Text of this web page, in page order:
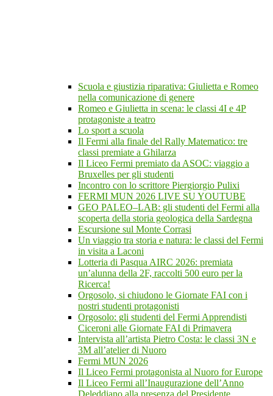
Scuola e giustizia riparativa: Giulietta e Romeo
nella comunicazione di genere
Romeo e Giulietta in scena: le classi 4I e 4P
protagoniste a teatro
Lo sport a scuola
Il Fermi alla finale del Rally Matematico: tre
classi premiate a Ghilarza
Il Liceo Fermi premiato da ASOC: viaggio a
Bruxelles per gli studenti
Incontro con lo scrittore Piergiorgio Pulixi
FERMI MUN 2026 LIVE SU YOUTUBE
GEO PALEO–LAB: gli studenti del Fermi alla
scoperta della storia geologica della Sardegna
Escursione sul Monte Corrasi
Un viaggio tra storia e natura: le classi del Fermi
in visita a Laconi
Lotteria di Pasqua AIRC 2026: premiata
un’alunna della 2F, raccolti 500 euro per la
Ricerca!
Orgosolo, si chiudono le Giornate FAI con i
nostri studenti protagonisti
Orgosolo: gli studenti del Fermi Apprendisti
Ciceroni alle Giornate FAI di Primavera
Intervista all’artista Pietro Costa: le classi 3N e
3M all’atelier di Nuoro
Fermi MUN 2026
Il Liceo Fermi protagonista al Nuoro for Europe
Il Liceo Fermi all’Inaugurazione dell’Anno